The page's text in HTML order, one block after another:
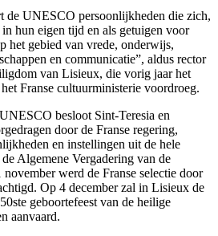
de UNESCO persoonlijkheden die zich,
hun eigen tijd en als getuigen voor
het gebied van vrede, onderwijs,
en communicatie”, aldus rector
van Lisieux, die vorig jaar het
Franse cultuurministerie voordroeg.
besloot Sint-Teresia en
door de Franse regering,
en instellingen uit de hele
Algemene Vergadering van de
werd de Franse selectie door
Op 4 december zal in Lisieux de
geboortefeest van de heilige
aanvaard.